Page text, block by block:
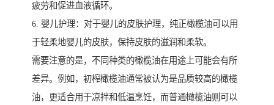
疲劳和促进血液循环。
6. 婴儿护理：对于婴儿的皮肤护理，纯正橄榄油可以用
于轻柔地婴儿的皮肤，保持皮肤的滋润和柔软。
需要注意的是，不同种类的橄榄油在用途上可能会有所
差异。例如，初榨橄榄油通常被认为是品质较高的橄榄
油，更适合用于凉拌和低温烹饪，而普通橄榄油则可以